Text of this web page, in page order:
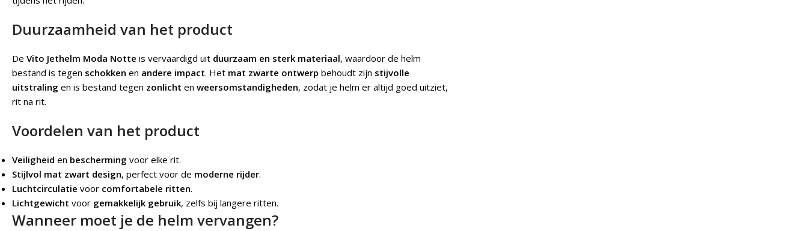
Duurzaamheid van het product
De Vito Jethelm Moda Notte is vervaardigd uit duurzaam en sterk materiaal, waardoor de helm
bestand is tegen schokken en andere impact. Het mat zwarte ontwerp behoudt zijn stijvolle
uitstraling en is bestand tegen zonlicht en weersomstandigheden, zodat je helm er altijd goed uitziet,
rit na rit.
Voordelen van het product
Veiligheid en bescherming voor elke rit.
Stijlvol mat zwart design, perfect voor de moderne rijder.
Luchtcirculatie voor comfortabele ritten.
Lichtgewicht voor gemakkelijk gebruik, zelfs bij langere ritten.
Wanneer moet je de helm vervangen?